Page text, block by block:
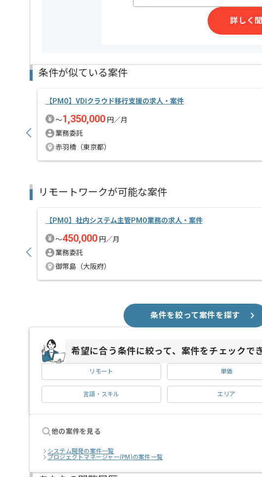
詳しく
条件が似ている案件
【PMO】VDIクラウド移行支援の求人・案件
〜1,350,000 円／月
業務委託
赤羽橋（東京都）
リモートワークが可能な案件
【PMO】社内システム主管PMO業務の求人・案件
〜450,000 円／月
業務委託
御幣島（大阪府）
条件を絞って案件を探す
希望に合う条件に絞って、案件をチェックで
リモート 単価
言語・スキル エリア
他の案件を見る
システム開発の案件一覧
プロジェクトマネージャー(PM)の案件一覧